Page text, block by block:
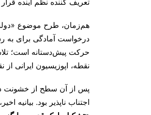
تعریف ‌کننده نظم آینده
هم‌زمان، طرح موضوع
درخواست آمادگی برای به
حرکت پیش‌دستانه است؛
نقطه، اپوزیسیون
پس از آن سطح از خشونت
اجتناب ‌ناپذیر بود. بیانیه